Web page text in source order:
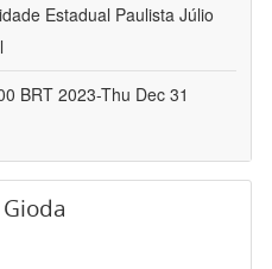
Estadual Paulista Júlio
BRT 2023-Thu Dec 31